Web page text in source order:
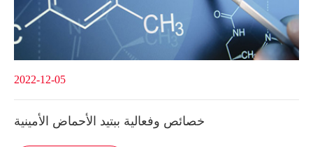
2022-12-05
خصائص وفعالية ببتيد الأحماض الأمينية